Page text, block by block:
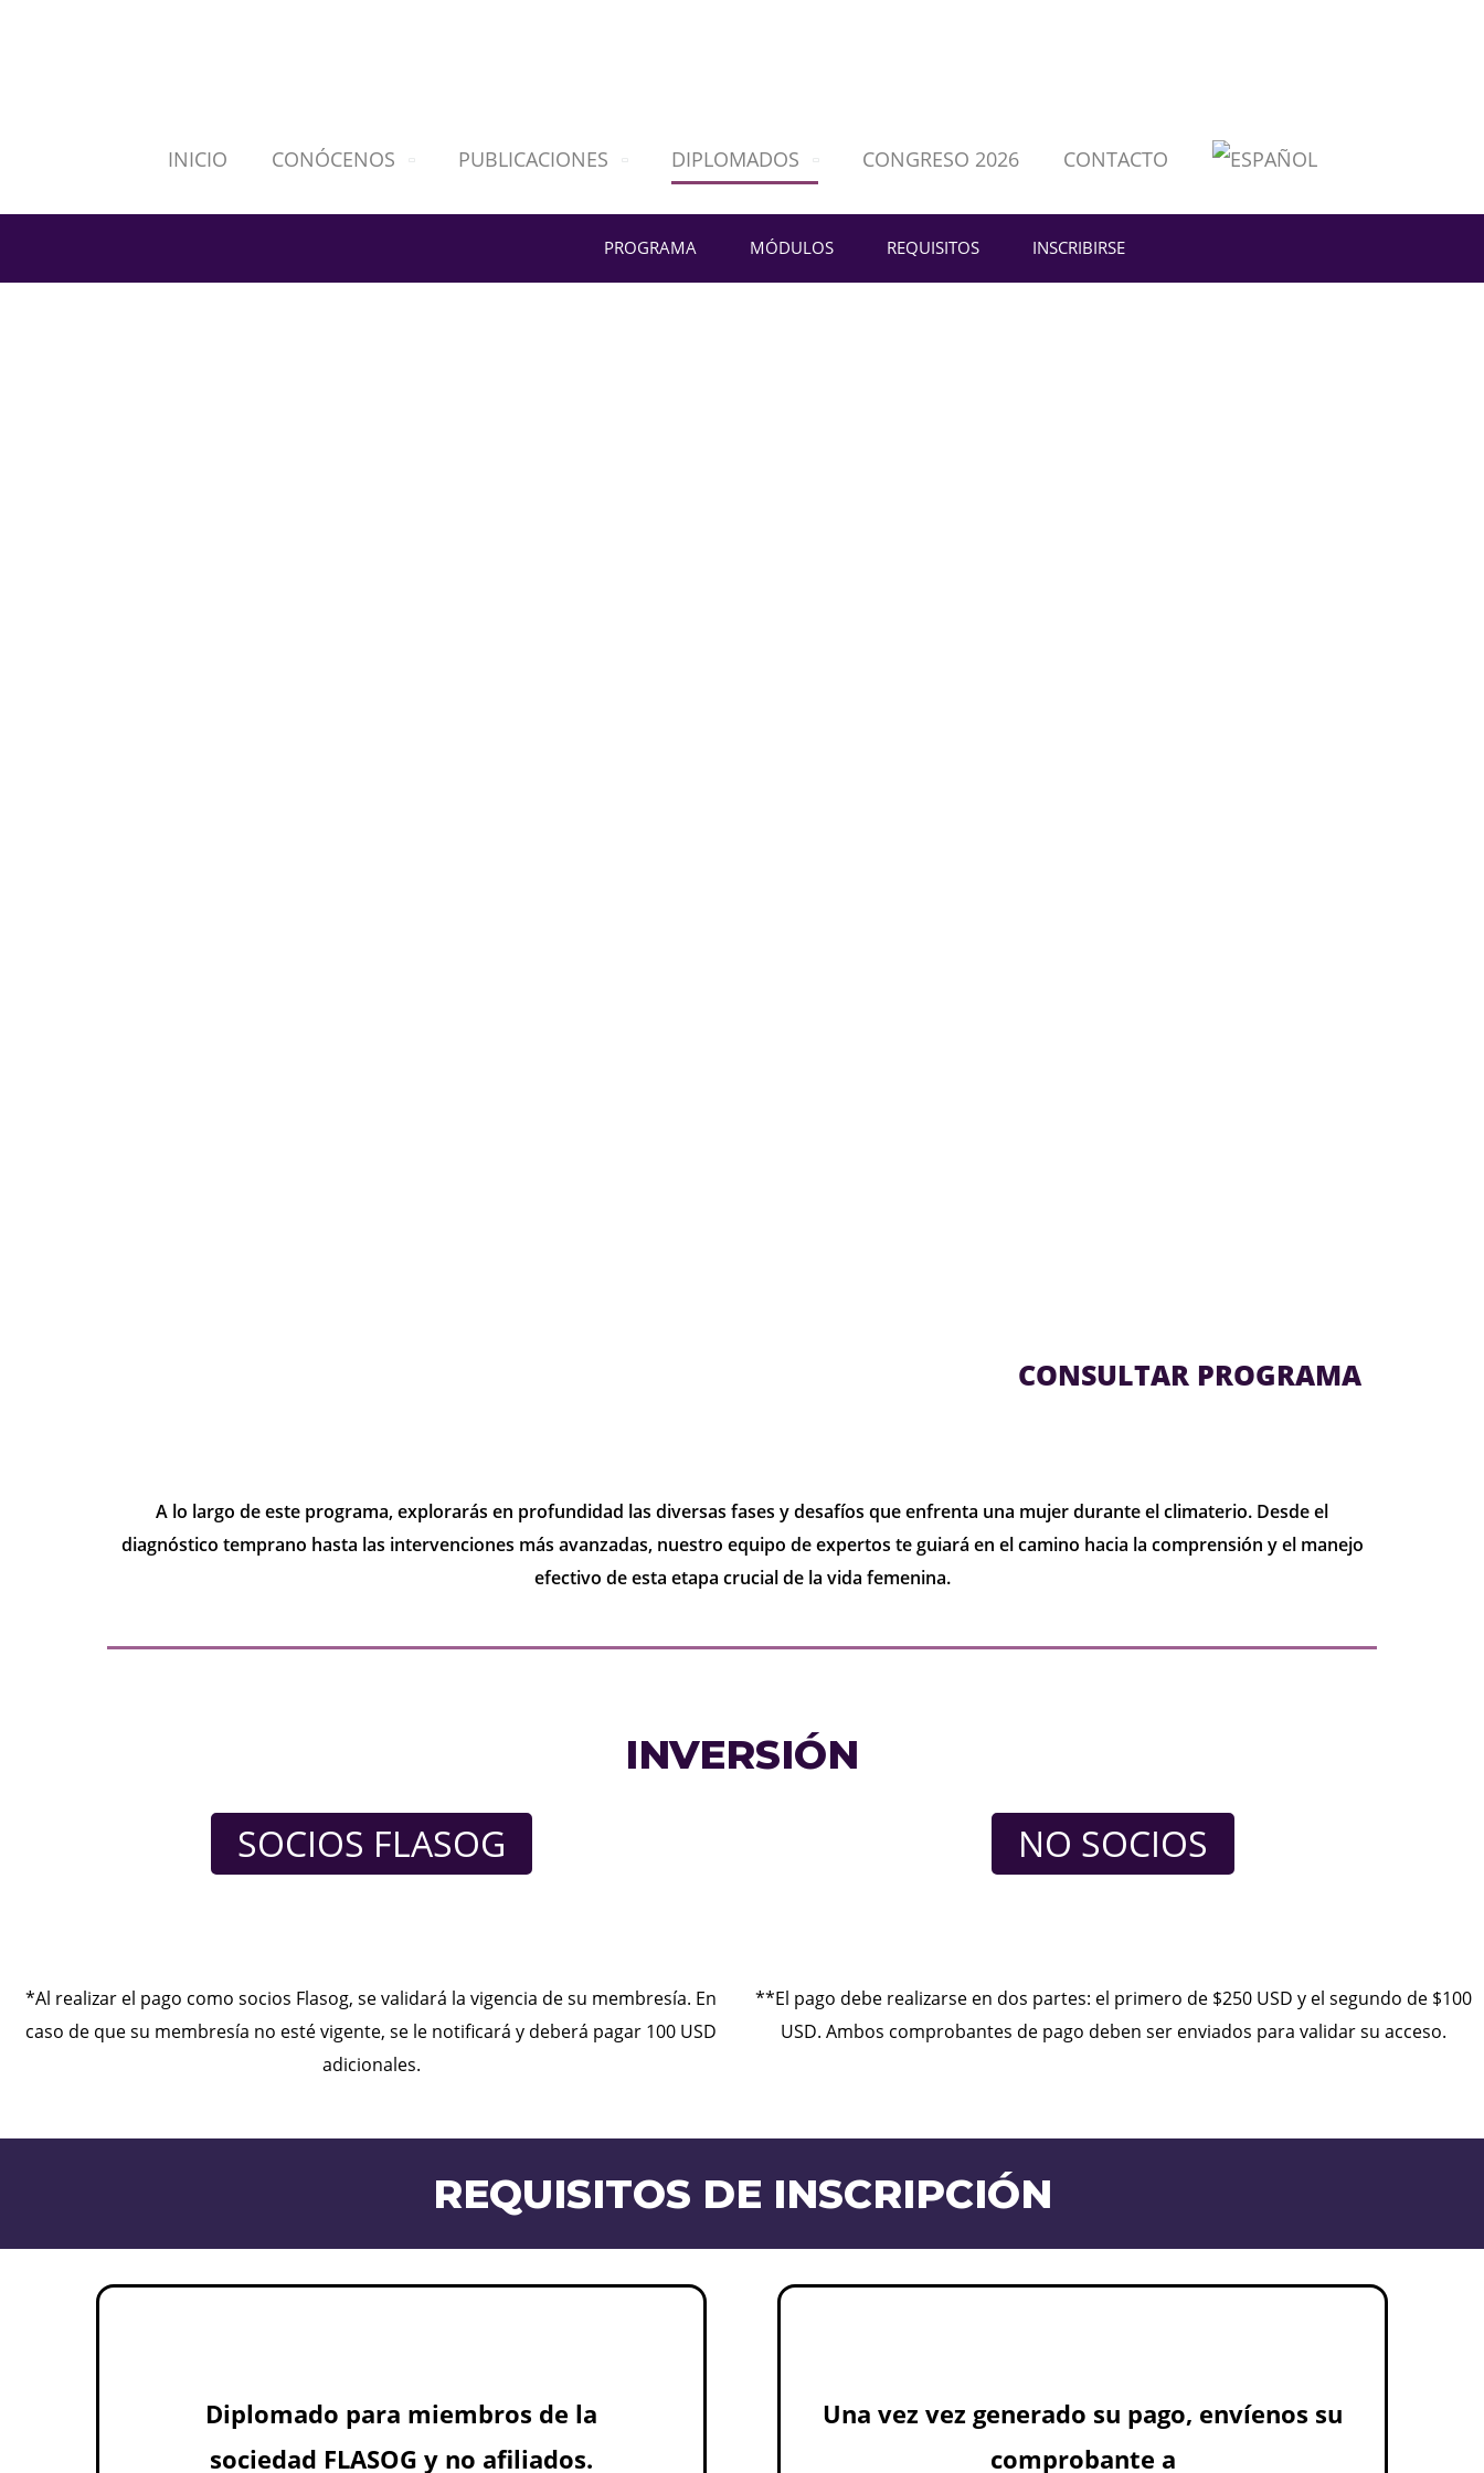
INICIO CONÓCENOS PUBLICACIONES DIPLOMADOS CONGRESO 2026 CONTACTO
PROGRAMA MÓDULOS REQUISITOS INSCRIBIRSE
CONSULTAR PROGRAMA
A lo largo de este programa, explorarás en profundidad las diversas fases y desafíos que enfrenta una mujer durante el climaterio. Desde el
diagnóstico temprano hasta las intervenciones más avanzadas, nuestro equipo de expertos te guiará en el camino hacia la comprensión y el manejo
efectivo de esta etapa crucial de la vida femenina.
INVERSIÓN
SOCIOS FLASOG
*Al realizar el pago como socios Flasog, se validará la vigencia de su membresía. En
caso de que su membresía no esté vigente, se le notificará y deberá pagar 100 USD
adicionales.
NO SOCIOS
**El pago debe realizarse en dos partes: el primero de $250 USD y el segundo de $100
USD. Ambos comprobantes de pago deben ser enviados para validar su acceso.
REQUISITOS DE INSCRIPCIÓN
Diplomado para miembros de la
sociedad FLASOG y no afiliados.
Una vez vez generado su pago, envíenos su
comprobante a